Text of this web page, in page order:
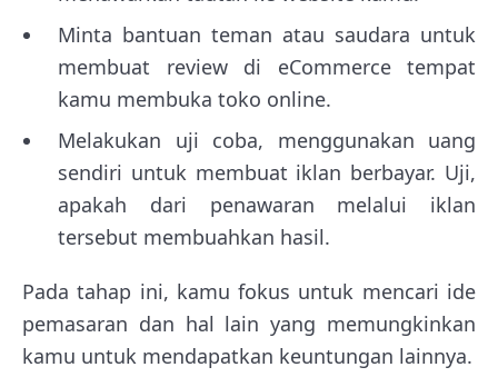
Minta bantuan teman atau saudara untuk
membuat review di eCommerce tempat
kamu membuka toko online.
Melakukan uji coba, menggunakan uang
sendiri untuk membuat iklan berbayar. Uji,
apakah dari penawaran melalui iklan
tersebut membuahkan hasil.
Pada tahap ini, kamu fokus untuk mencari ide
pemasaran dan hal lain yang memungkinkan
kamu untuk mendapatkan keuntungan lainnya.